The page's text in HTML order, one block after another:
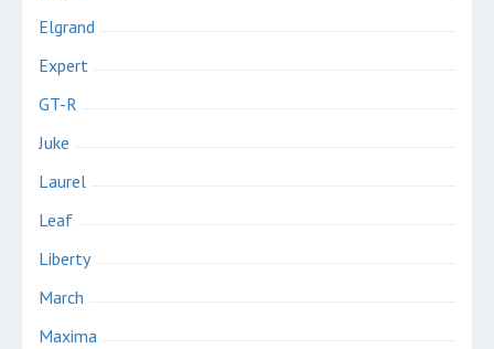
Elgrand
Expert
GT-R
Juke
Laurel
Leaf
Liberty
March
Maxima